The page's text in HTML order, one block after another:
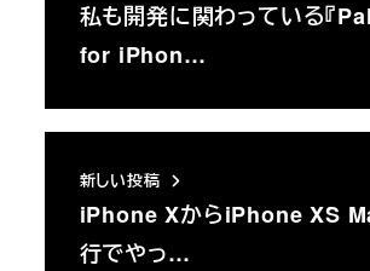
私も開発に関わっている『
for iPhon…
新しい投稿
iPhone XからiPhone XS
行でやっ…